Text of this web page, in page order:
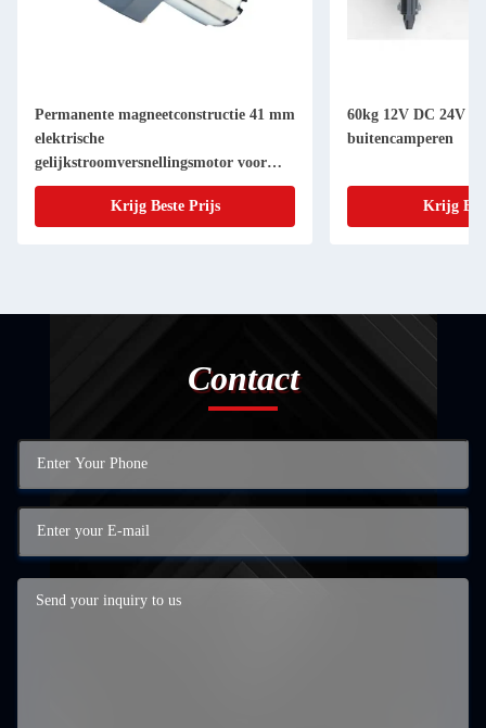
Permanente magneetconstructie 41 mm
elektrische
gelijkstroomversnellingsmotor voor
zwembadrobot
Krijg Beste Prijs
60kg 12V DC 24V
buitencamperen
Krijg
Contact